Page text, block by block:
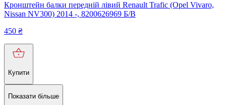
Кронштейн балки передній лівий Renault Trafic (Opel Vivaro,
Nissan NV300) 2014 -, 8200626969 Б/В
450 ₴
Купити
Показати більше